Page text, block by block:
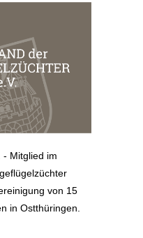
- Mitglied im
von 15
in Ostthüringen.